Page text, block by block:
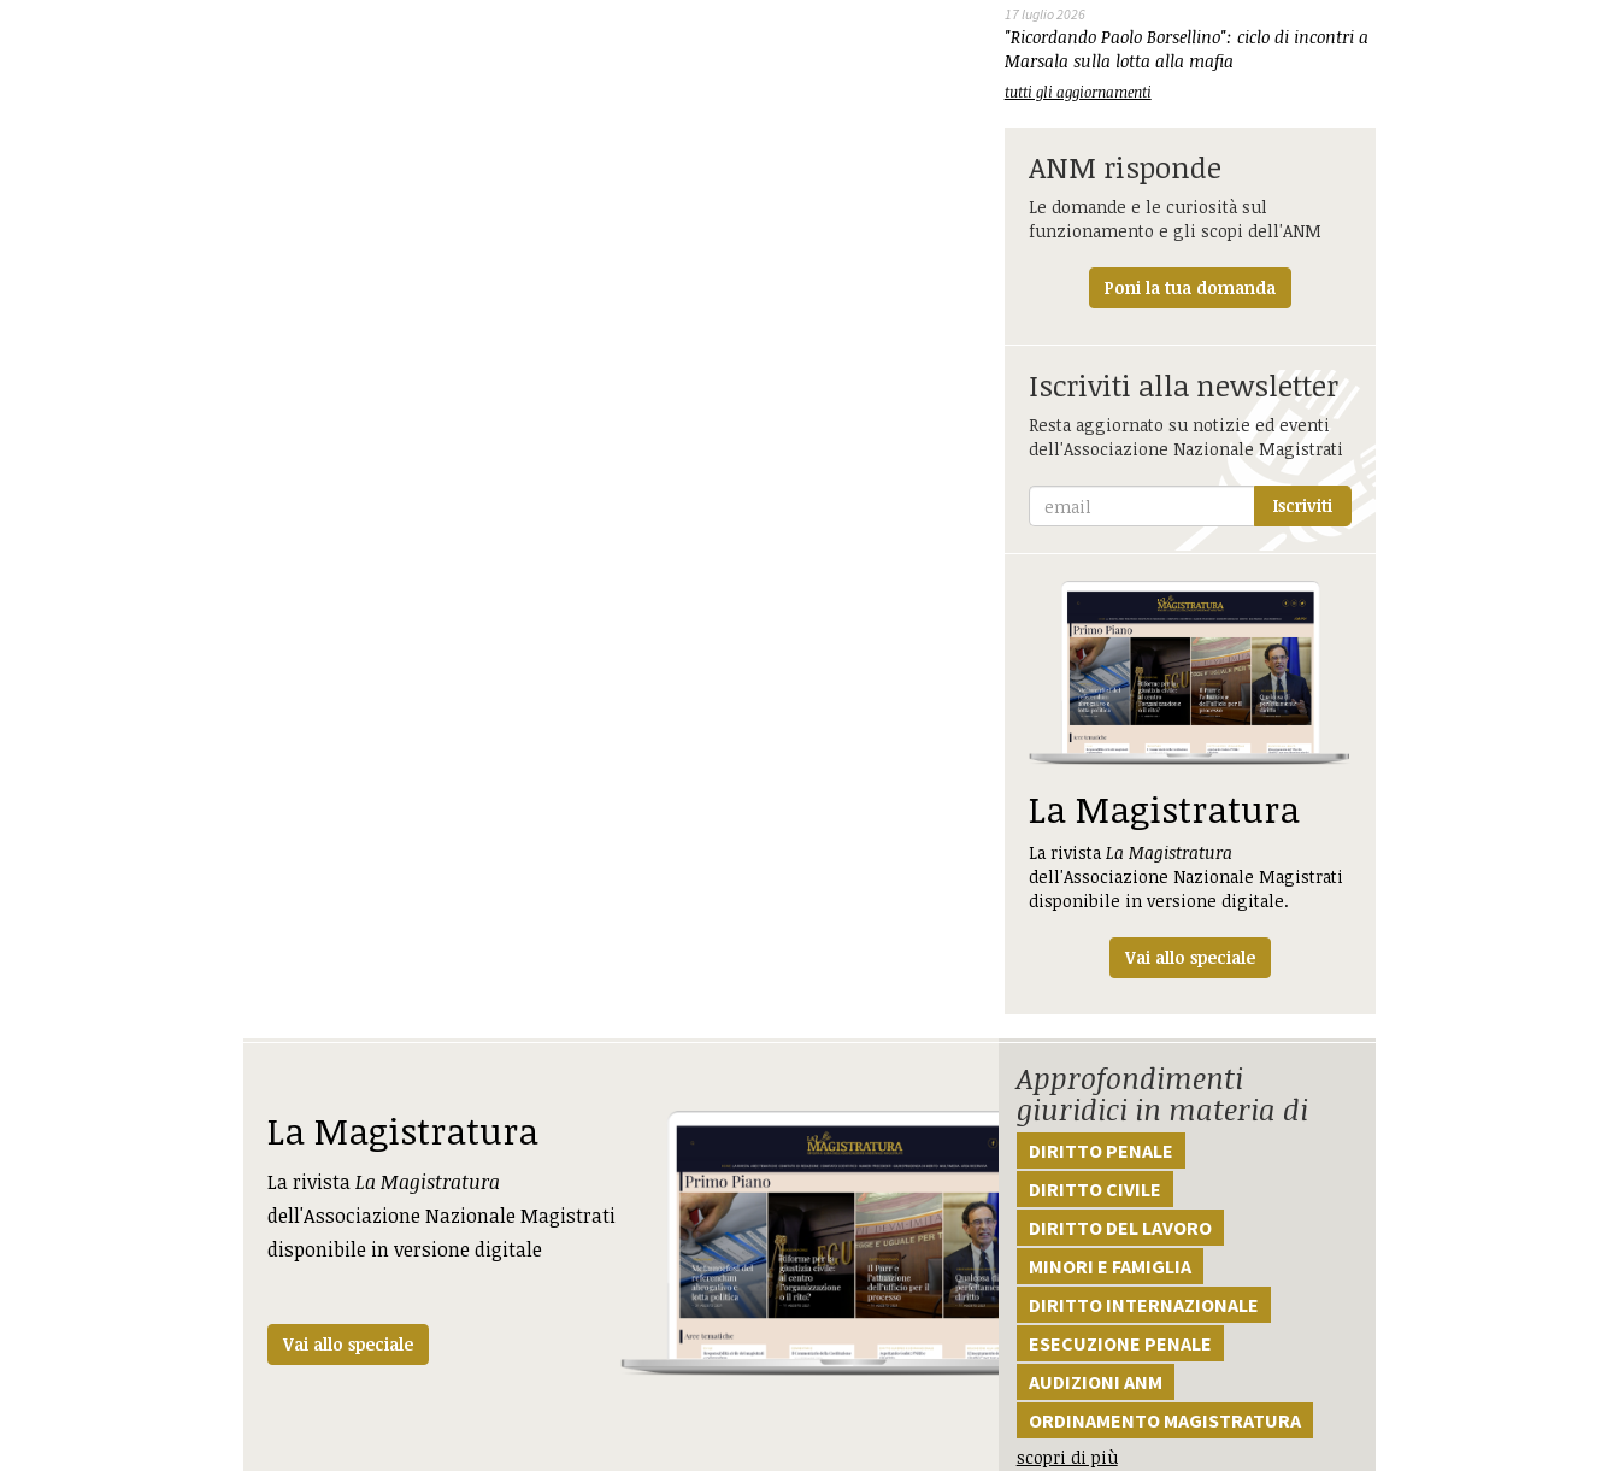
17 luglio 2026
"Ricordando Paolo Borsellino": ciclo di incontri a
Marsala sulla lotta alla mafia
tutti gli aggiornamenti
ANM risponde
Le domande e le curiosità sul
funzionamento e gli scopi dell'ANM
Poni la tua domanda
Iscriviti alla newsletter
Resta aggiornato su notizie ed eventi
dell'Associazione Nazionale Magistrati
Iscriviti
La Magistratura
La rivista La Magistratura
dell'Associazione Nazionale Magistrati
disponibile in versione digitale.
Vai allo speciale
La Magistratura
La rivistaLa Magistratura
dell'Associazione Nazionale Magistrati
disponibile in versione digitale
Vai allo speciale
Approfondimenti
giuridici in materia di
DIRITTO PENALE
DIRITTO CIVILE
DIRITTO DEL LAVORO
MINORI E FAMIGLIA
DIRITTO INTERNAZIONALE
ESECUZIONE PENALE
AUDIZIONI ANM
ORDINAMENTO MAGISTRATURA
scopri di più